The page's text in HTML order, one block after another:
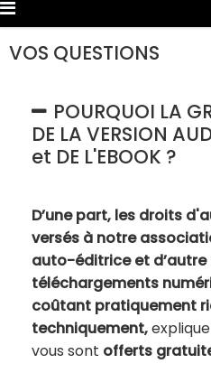
VOS QUESTIONS
POURQUOI LA
DE LA VERSION
et DE L'EBOOK ?
D’une part, les droits
versés à notre
auto-éditrice et d’autre
téléchargements
coûtant pratiquement
techniquement,
vous sont offerts